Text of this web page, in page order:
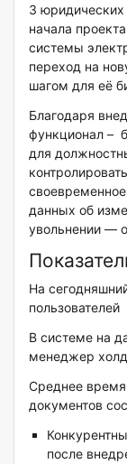
3
начала
системы
переход на
шагом для её
Благодаря
функционал –
для
данных об
увольнении —
На
пользователей
В системе на
менеджер
Среднее время
документов
после